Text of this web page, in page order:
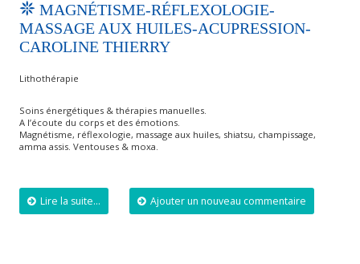
MAGNÉTISME-RÉFLEXOLOGIE-
MASSAGE AUX HUILES-ACUPRESSION-
CAROLINE THIERRY
Lithothérapie
Soins énergétiques & thérapies manuelles.
A l’écoute du corps et des émotions.
Magnétisme, réflexologie, massage aux huiles, shiatsu, champissage,
amma assis. Ventouses & moxa.
Lire la suite... Ajouter un nouveau commentaire